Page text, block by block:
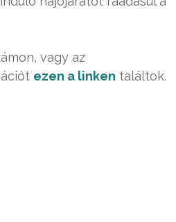
vagy az
ezen a linken találtok.